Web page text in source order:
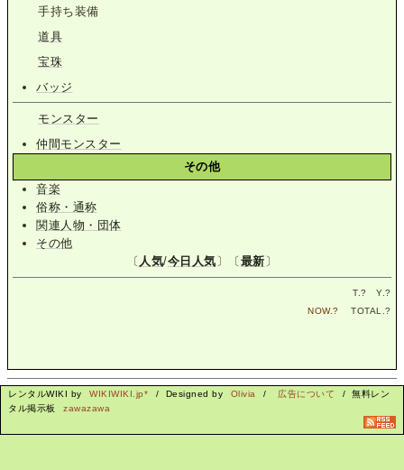
手持ち装備
道具
宝珠
バッジ
モンスター
仲間モンスター
その他
音楽
俗称・通称
関連人物・団体
その他
〔 人気/今日人気 〕〔 最新 〕
T.? Y.?
NOW.? TOTAL.?
レンタルWIKI by WIKIWIKI.jp* / Designed by Olivia / 広告について
/ 無料レン
タル掲示板
zawazawa